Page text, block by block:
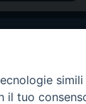
simili
il tuo